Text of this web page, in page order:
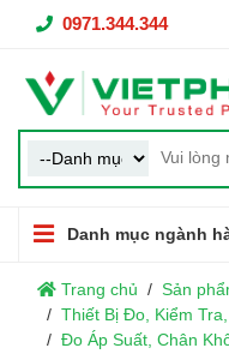
0971.344.344
Danh mục ngành
Trang chủ
Sản
Thiết Bị Đo, Kiểm
Đo Áp Suất, Chân